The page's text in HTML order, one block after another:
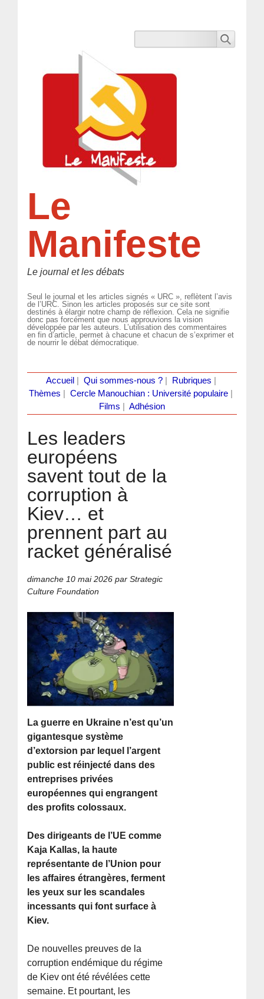
Le
Manifeste
Le journal et les débats
Seul le journal et les articles signés « URC », reflètent l’avis
de l’URC. Sinon les articles proposés sur ce site sont
destinés à élargir notre champ de réflexion. Cela ne signifie
donc pas forcément que nous approuvions la vision
développée par les auteurs. L’utilisation des commentaires
en fin d’article, permet à chacune et chacun de s’exprimer et
de nourrir le débat démocratique.
Accueil Qui sommes-nous ?| Rubriques
Thèmes
Cercle Manouchian : Université populaire
Films
Adhésion
Les leaders
européens
savent tout de la
corruption à
Kiev… et
prennent part au
racket généralisé
dimanche 10 mai 2026 par Strategic
Culture Foundation
La guerre en Ukraine n’est qu’un
gigantesque système
d’extorsion par lequel l’argent
public est réinjecté dans des
entreprises privées
européennes qui engrangent
des profits colossaux.
Des dirigeants de l’UE comme
Kaja Kallas, la haute
représentante de l’Union pour
les affaires étrangères, ferment
les yeux sur les scandales
incessants qui font surface à
Kiev.
De nouvelles preuves de la
corruption endémique du régime
de Kiev ont été révélées cette
semaine. Et pourtant, les